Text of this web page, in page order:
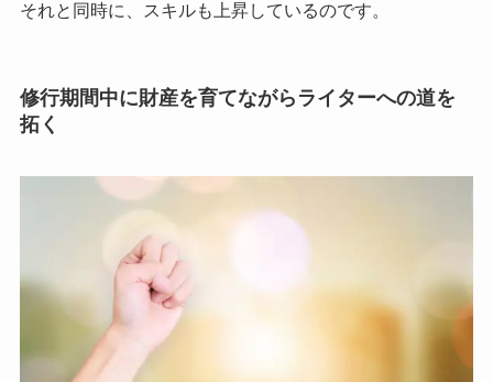
それと同時に、スキルも上昇しているのです。
修行期間中に財産を育てながらライターへの道を
拓く